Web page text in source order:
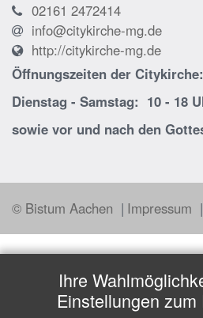
02161 2472414
info@citykirche-mg.de
http://citykirche-mg.de
Öffnungszeiten der Citykirche:
Dienstag - Samstag: 10 - 18
sowie vor und nach den
© Bistum Aachen Impressum
Ihre
Einstellungen